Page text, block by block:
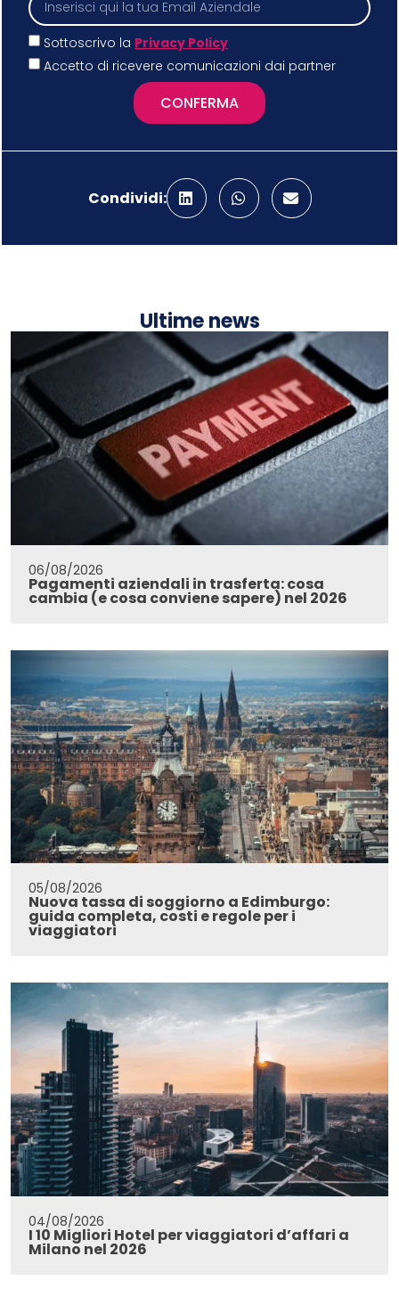
Sottoscrivo la Privacy Policy
Accetto di ricevere comunicazioni dai partner
CONFERMA
Condividi:
Ultime news
06/08/2026
Pagamenti aziendali in trasferta: cosa
cambia (e cosa conviene sapere) nel 2026
05/08/2026
Nuova tassa di soggiorno a Edimburgo:
guida completa, costi e regole per i
viaggiatori
04/08/2026
I 10 Migliori Hotel per viaggiatori d’affari a
Milano nel 2026